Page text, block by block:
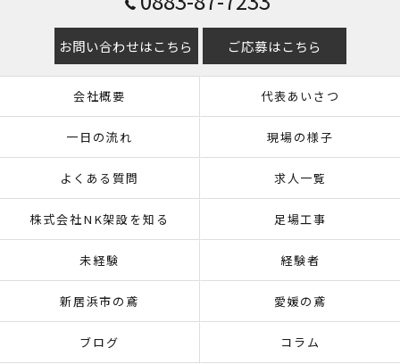
お問い合わせはこちら ご応募はこちら
会社概要 代表あいさつ
一日の流れ 現場の様子
よくある質問 求人一覧
株式会社NK架設を知る 足場工事
未経験 経験者
新居浜市の鳶 愛媛の鳶
ブログ コラム